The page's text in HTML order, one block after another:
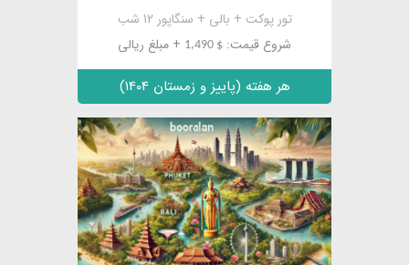
تور پوکت + بالی + سنگاپور 12 شب
شروع قیمت: $ 1,490 + مبلغ ریالی
هر هفته (پاییز و زمستان 1404)